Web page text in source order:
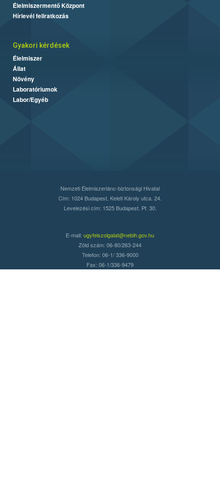
Élelmiszermentő Központ
Hírlevél feliratkozás
Gyakori kérdések
Élelmiszer
Állat
Növény
Laboratóriumok
Labor/Egyéb
Nemzeti Élelmiszerlánc-biztonsági Hivatal
Cím: 1024 Budapest, Keleti Károly utca. 24.
Levelezési cím: 1525 Budapest. Pf. 30.
E-mail: ugyfelszolgalat@nebih.gov.hu
Zöld szám: 06-80/263-244
Telefon: 06-1/ 336-9000
Fax: 06-1/336-9479